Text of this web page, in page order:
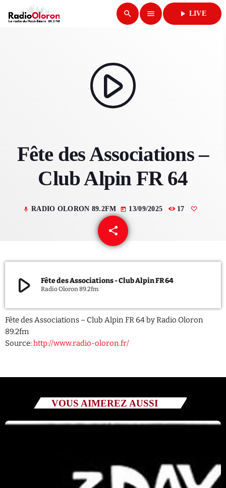
search menu play_arrow LIVE
close
PROGRAMMES & ÉMISSIONS
TITRES DIFFUSÉS
ADHÉRER OU SOUTENIR
juillet 2026
octobre 2025
play_arrow
Fête des Associations –
Club Alpin FR 64
mic RADIO OLORON 89.2FM today 13/09/2025 17
share
email
play_arrow Fête des Associations - Club Alpin FR 64
Radio Oloron 89.2fm
Fête des Associations – Club Alpin FR 64 by Radio Oloron
89.2fm
Source:http://www.radio-oloron.fr/
VOUS AIMEREZ AUSSI